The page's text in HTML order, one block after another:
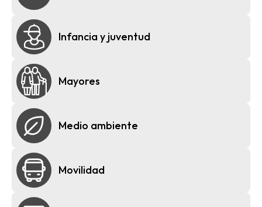
Infancia y juventud
Mayores
Medio ambiente
Movilidad